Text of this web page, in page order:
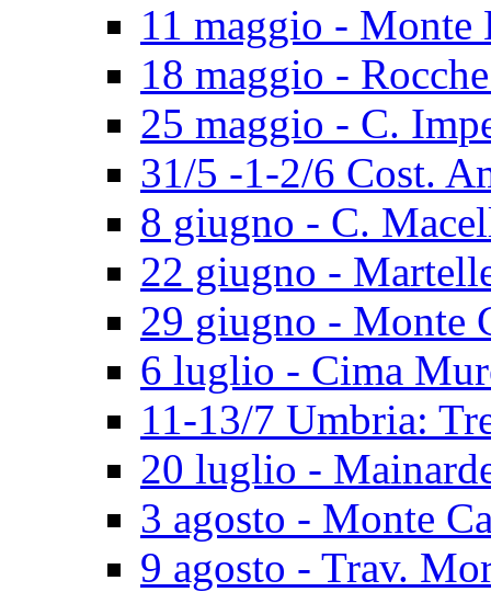
11 maggio - Monte
18 maggio -
25 maggio - C.
31/5 -1-2/6 Cost.
8 giugno - C.
22 giugno -
29 giugno - Monte
6 luglio - Cima
11-13/7 Umbria:
20 luglio -
3 agosto - Monte
9 agosto - Trav.